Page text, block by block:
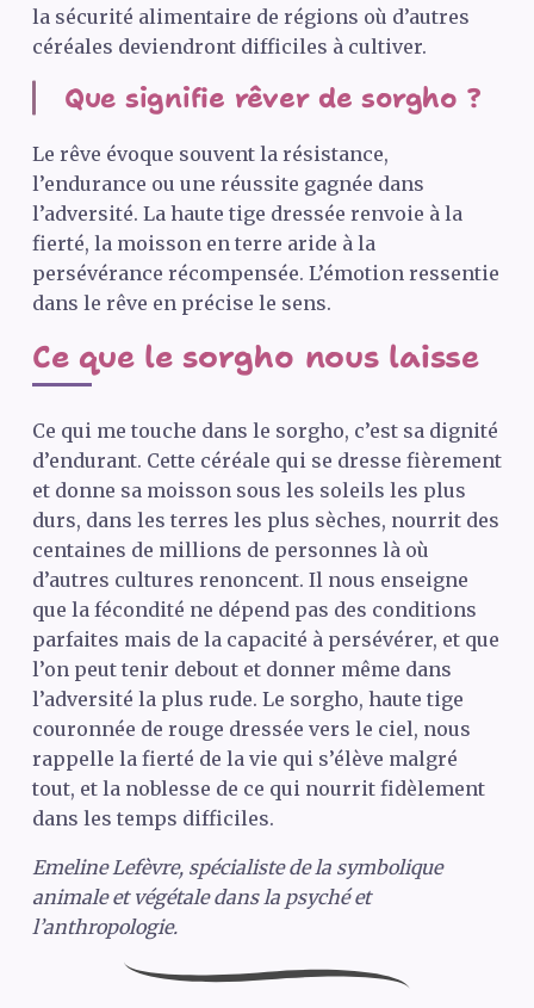
la sécurité alimentaire de régions où d’autres
céréales deviendront difficiles à cultiver.
Que signifie rêver de sorgho ?
Le rêve évoque souvent la résistance,
l’endurance ou une réussite gagnée dans
l’adversité. La haute tige dressée renvoie à la
fierté, la moisson en terre aride à la
persévérance récompensée. L’émotion ressentie
dans le rêve en précise le sens.
Ce que le sorgho nous laisse
Ce qui me touche dans le sorgho, c’est sa dignité
d’endurant. Cette céréale qui se dresse fièrement
et donne sa moisson sous les soleils les plus
durs, dans les terres les plus sèches, nourrit des
centaines de millions de personnes là où
d’autres cultures renoncent. Il nous enseigne
que la fécondité ne dépend pas des conditions
parfaites mais de la capacité à persévérer, et que
l’on peut tenir debout et donner même dans
l’adversité la plus rude. Le sorgho, haute tige
couronnée de rouge dressée vers le ciel, nous
rappelle la fierté de la vie qui s’élève malgré
tout, et la noblesse de ce qui nourrit fidèlement
dans les temps difficiles.
Emeline Lefèvre, spécialiste de la symbolique
animale et végétale dans la psyché et
l’anthropologie.